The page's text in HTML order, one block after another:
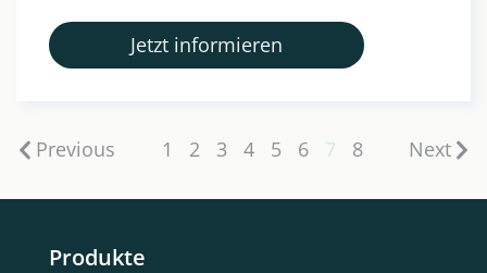
Jetzt informieren
Previous 1 2 3 4 5 6 7 8 Next
Produkte